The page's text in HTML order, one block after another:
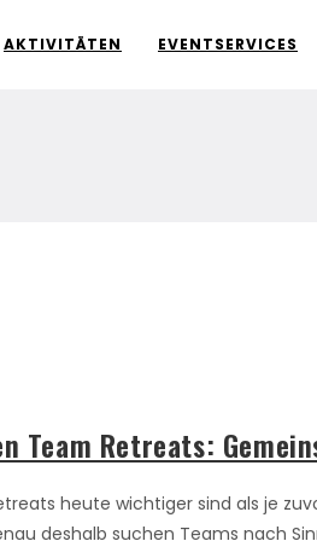
AKTIVITÄTEN EVENTSERVICES
Team Retreats:
heute wichtiger sind als je
deshalb suchen Teams nach